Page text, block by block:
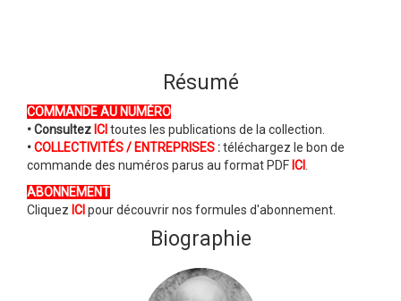
Résumé
COMMANDE AU NUMÉRO
• Consultez ICI toutes les publications de la collection.
•COLLECTIVITÉS / ENTREPRISES :téléchargez le bon de
commande des numéros parus au format PDF ICI
ABONNEMENT
Cliquez ICI pour découvrir nos formules d'abonnement.
Biographie